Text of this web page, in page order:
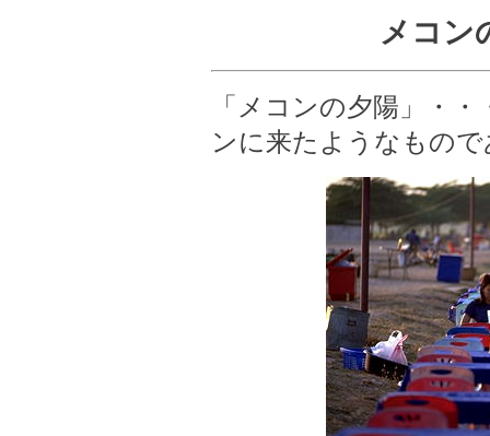
メコン
「メコンの夕陽」・
ンに来たようなもの